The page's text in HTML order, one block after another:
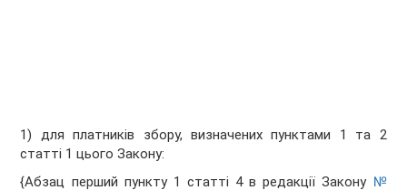
1) для платників збору, визначених пунктами 1 та 2
статті 1 цього Закону:
{Абзац перший пункту 1 статті 4 в редакції Закону №